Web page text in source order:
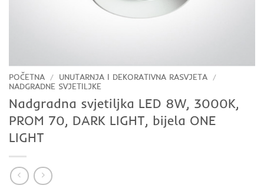
POČETNA / UNUTARNJA I DEKORATIVNA RASVJETA /
NADGRADNE SVJETILJKE
Nadgradna svjetiljka LED 8W, 3000K,
PROM 70, DARK LIGHT, bijela ONE
LIGHT